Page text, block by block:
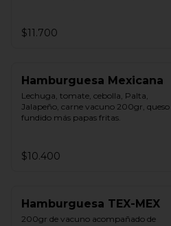
$11.700
Hamburguesa Mexicana
Lechuga, tomate, cebolla, Palta,
Jalapeño, carne vacuno 200gr, queso
fundido más papas fritas.
$10.400
Hamburguesa TEX-MEX
200gr de vacuno acompañado de